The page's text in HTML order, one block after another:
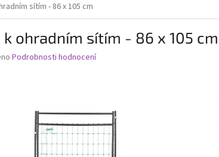
sítím - 86 x 105 cm
k ohradním sítím - 86 x 105 cm
Podrobnosti hodnocení